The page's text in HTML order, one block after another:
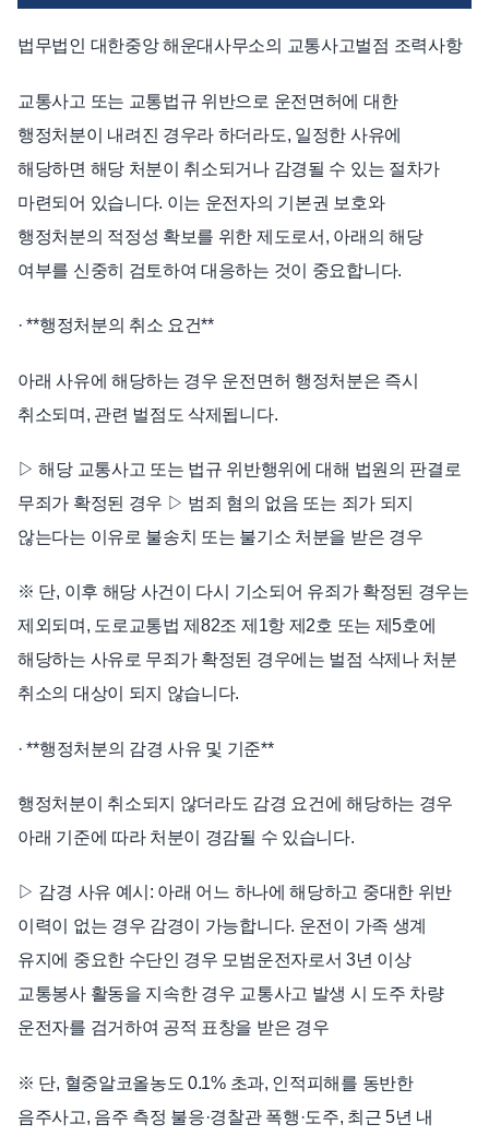
법무법인 대한중앙 해운대사무소의 교통사고벌점 조력사항
교통사고 또는 교통법규 위반으로 운전면허에 대한
행정처분이 내려진 경우라 하더라도, 일정한 사유에
해당하면 해당 처분이 취소되거나 감경될 수 있는 절차가
마련되어 있습니다. 이는 운전자의 기본권 보호와
행정처분의 적정성 확보를 위한 제도로서, 아래의 해당
여부를 신중히 검토하여 대응하는 것이 중요합니다.
· **행정처분의 취소 요건**
아래 사유에 해당하는 경우 운전면허 행정처분은 즉시
취소되며, 관련 벌점도 삭제됩니다.
▷ 해당 교통사고 또는 법규 위반행위에 대해 법원의 판결로
무죄가 확정된 경우 ▷ 범죄 혐의 없음 또는 죄가 되지
않는다는 이유로 불송치 또는 불기소 처분을 받은 경우
※ 단, 이후 해당 사건이 다시 기소되어 유죄가 확정된 경우는
제외되며, 도로교통법 제82조 제1항 제2호 또는 제5호에
해당하는 사유로 무죄가 확정된 경우에는 벌점 삭제나 처분
취소의 대상이 되지 않습니다.
· **행정처분의 감경 사유 및 기준**
행정처분이 취소되지 않더라도 감경 요건에 해당하는 경우
아래 기준에 따라 처분이 경감될 수 있습니다.
▷ 감경 사유 예시: 아래 어느 하나에 해당하고 중대한 위반
이력이 없는 경우 감경이 가능합니다. 운전이 가족 생계
유지에 중요한 수단인 경우 모범운전자로서 3년 이상
교통봉사 활동을 지속한 경우 교통사고 발생 시 도주 차량
운전자를 검거하여 공적 표창을 받은 경우
※ 단, 혈중알코올농도 0.1% 초과, 인적피해를 동반한
음주사고, 음주 측정 불응·경찰관 폭행·도주, 최근 5년 내